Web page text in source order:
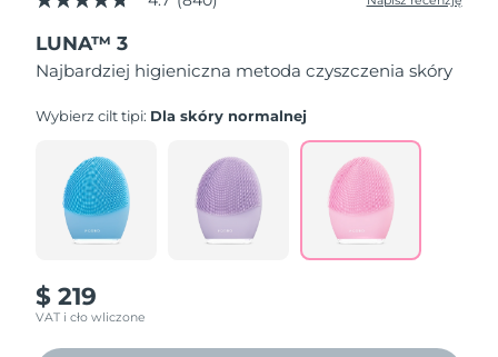
4.7
5
gwiazdek,
średnia
oceny.
Reviews.
Łącze
samej
LUNA™ 3
Najbardziej higieniczna metoda czyszczenia skóry
Wybierz cilt tipi: Dla skóry normalnej
$ 219
VAT i cło wliczone